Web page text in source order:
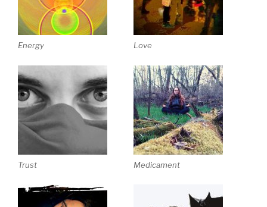
Energy Love
Trust Medicament